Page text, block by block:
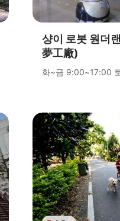
샹이 로봇 원더
夢工廠)